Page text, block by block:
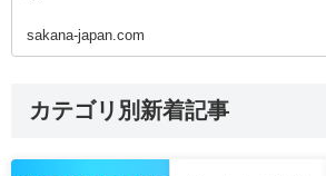
sakana-japan.com
カテゴリ別新着記事